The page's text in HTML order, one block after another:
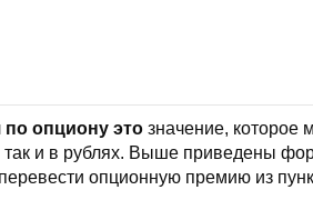
по опциону этозначение, которое
так и в рублях. Выше приведены
опционную премию из